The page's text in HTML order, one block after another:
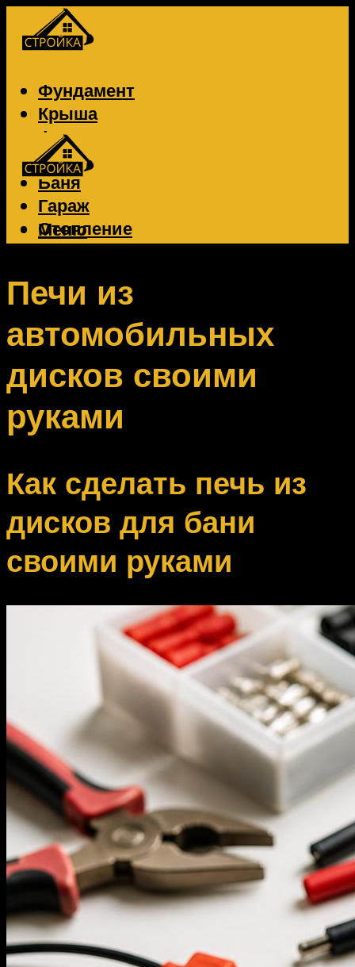
Фундамент
Крыша
Фасад
Забор
Баня
Гараж
Отопление
Вентиляция
Меню
Меню
Печи из
автомобильных
дисков своими
руками
Как сделать печь из
дисков для бани
своими руками